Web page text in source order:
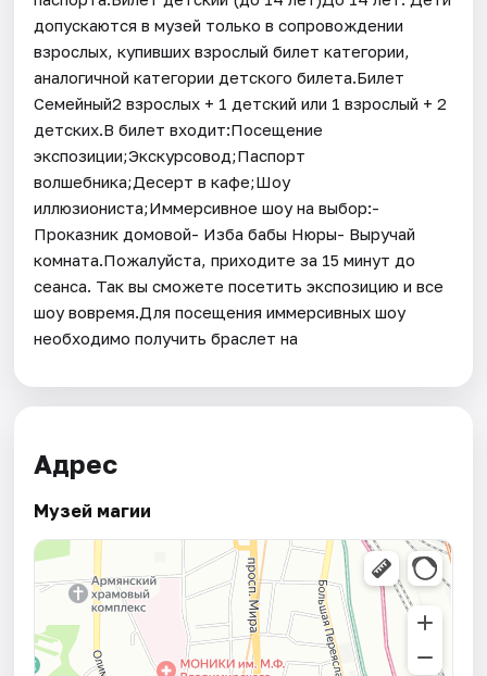
допускаются в музей только в сопровождении
взрослых, купивших взрослый билет категории,
аналогичной категории детского билета.Билет
Семейный2 взрослых + 1 детский или 1 взрослый + 2
детских.В билет входит:Посещение
экспозиции;Экскурсовод;Паспорт
волшебника;Десерт в кафе;Шоу
иллюзиониста;Иммерсивное шоу на выбор:-
Проказник домовой- Изба бабы Нюры- Выручай
комната.Пожалуйста, приходите за 15 минут до
сеанса. Так вы сможете посетить экспозицию и все
шоу вовремя.Для посещения иммерсивных шоу
необходимо получить браслет на
Адрес
Музей магии